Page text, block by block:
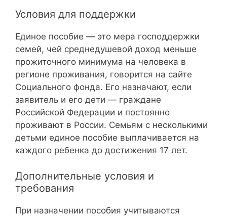
Условия для поддержки
Единое пособие — это мера господдержки
семей, чей среднедушевой доход меньше
прожиточного минимума на человека в
регионе проживания, говорится на сайте
Социального фонда. Его назначают, если
заявитель и его дети — граждане
Российской Федерации и постоянно
проживают в России. Семьям с несколькими
детьми единое пособие выплачивается на
каждого ребенка до достижения 17 лет.
Дополнительные условия и
требования
При назначении пособия учитываются